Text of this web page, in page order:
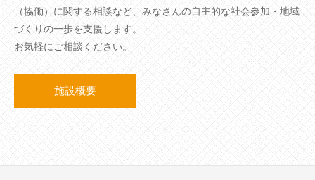
（協働）に関する相談など、みなさんの自主的な社会参加・地域
づくりの一歩を支援します。
お気軽にご相談ください。
施設概要